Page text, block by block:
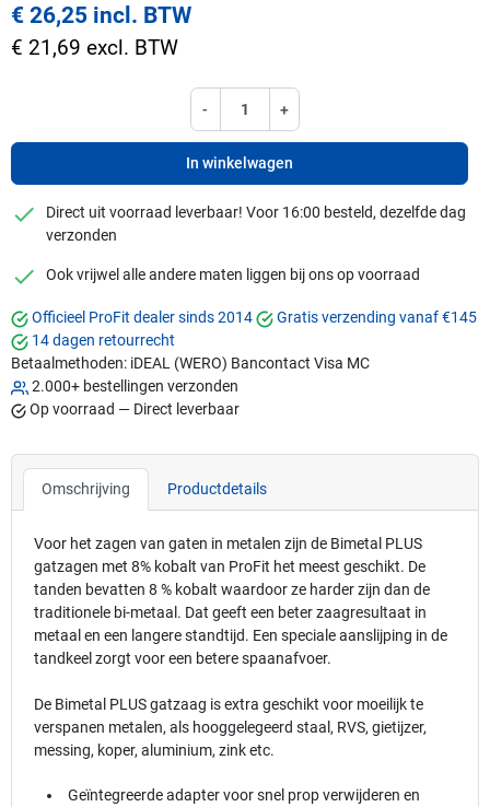
€ 26,25 incl. BTW
€ 21,69 excl. BTW
- +
In winkelwagen
checkmark
Direct uit voorraad leverbaar! Voor 16:00 besteld, dezelfde dag
verzonden
checkmark
Ook vrijwel alle andere maten liggen bij ons op voorraad
Officieel ProFit dealer sinds 2014
Gratis verzending vanaf €145
14 dagen retourrecht
Betaalmethoden: iDEAL (WERO) Bancontact Visa MC
2.000+ bestellingen verzonden
Op voorraad — Direct leverbaar
Omschrijving Productdetails
Voor het zagen van gaten in metalen zijn de Bimetal PLUS
gatzagen met 8% kobalt van ProFit het meest geschikt. De
tanden bevatten 8 % kobalt waardoor ze harder zijn dan de
traditionele bi-metaal. Dat geeft een beter zaagresultaat in
metaal en een langere standtijd. Een speciale aanslijping in de
tandkeel zorgt voor een betere spaanafvoer.
De Bimetal PLUS gatzaag is extra geschikt voor moeilijk te
verspanen metalen, als hooggelegeerd staal, RVS, gietijzer,
messing, koper, aluminium, zink etc.
Geïntegreerde adapter voor snel prop verwijderen en